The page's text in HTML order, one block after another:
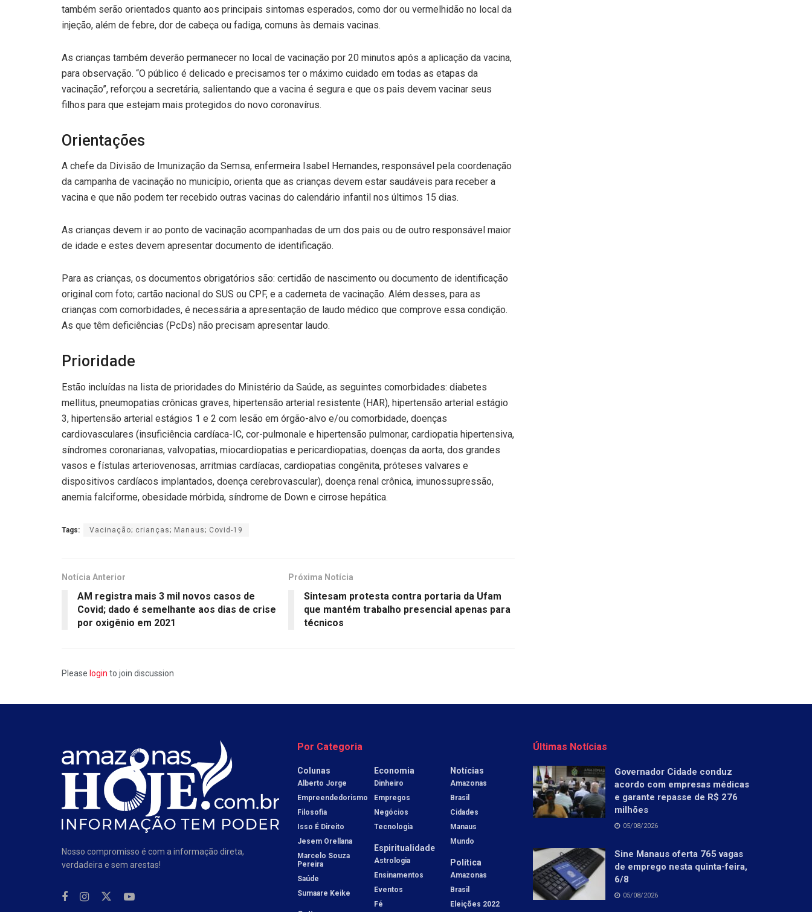
também serão orientados quanto aos principais sintomas esperados, como dor ou vermelhidão no local da
injeção, além de febre, dor de cabeça ou fadiga, comuns às demais vacinas.
As crianças também deverão permanecer no local de vacinação por 20 minutos após a aplicação da vacina,
para observação. “O público é delicado e precisamos ter o máximo cuidado em todas as etapas da
vacinação”, reforçou a secretária, salientando que a vacina é segura e que os pais devem vacinar seus
filhos para que estejam mais protegidos do novo coronavírus.
Orientações
A chefe da Divisão de Imunização da Semsa, enfermeira Isabel Hernandes, responsável pela coordenação
da campanha de vacinação no município, orienta que as crianças devem estar saudáveis para receber a
vacina e que não podem ter recebido outras vacinas do calendário infantil nos últimos 15 dias.
As crianças devem ir ao ponto de vacinação acompanhadas de um dos pais ou de outro responsável maior
de idade e estes devem apresentar documento de identificação.
Para as crianças, os documentos obrigatórios são: certidão de nascimento ou documento de identificação
original com foto; cartão nacional do SUS ou CPF, e a caderneta de vacinação. Além desses, para as
crianças com comorbidades, é necessária a apresentação de laudo médico que comprove essa condição.
As que têm deficiências (PcDs) não precisam apresentar laudo.
Prioridade
Estão incluídas na lista de prioridades do Ministério da Saúde, as seguintes comorbidades: diabetes
mellitus, pneumopatias crônicas graves, hipertensão arterial resistente (HAR), hipertensão arterial estágio
3, hipertensão arterial estágios 1 e 2 com lesão em órgão-alvo e/ou comorbidade, doenças
cardiovasculares (insuficiência cardíaca-IC, cor-pulmonale e hipertensão pulmonar, cardiopatia hipertensiva,
síndromes coronarianas, valvopatias, miocardiopatias e pericardiopatias, doenças da aorta, dos grandes
vasos e fístulas arteriovenosas, arritmias cardíacas, cardiopatias congênita, próteses valvares e
dispositivos cardíacos implantados, doença cerebrovascular), doença renal crônica, imunossupressão,
anemia falciforme, obesidade mórbida, síndrome de Down e cirrose hepática.
Tags: Vacinação; crianças; Manaus; Covid-19
Notícia Anterior
AM registra mais 3 mil novos casos de
Covid; dado é semelhante aos dias de crise
por oxigênio em 2021
Próxima Notícia
Sintesam protesta contra portaria da Ufam
que mantém trabalho presencial apenas para
técnicos
Please login to join discussion
Nosso compromisso é com a informação direta,
verdadeira e sem arestas!
Por Categoria
Colunas
Alberto Jorge
Empreendedorismo
Filosofia
Isso É Direito
Jesem Orellana
Marcelo Souza
Pereira
Saúde
Sumaare Keike
Economia
Dinheiro
Empregos
Negócios
Tecnologia
Espiritualidade
Astrologia
Ensinamentos
Eventos
Fé
Notícias
Amazonas
Brasil
Cidades
Manaus
Mundo
Política
Amazonas
Brasil
Eleições 2022
Últimas Notícias
Governador Cidade conduz
acordo com empresas médicas
e garante repasse de R$ 276
milhões
05/08/2026
Sine Manaus oferta 765 vagas
de emprego nesta quinta-feira,
6/8
05/08/2026